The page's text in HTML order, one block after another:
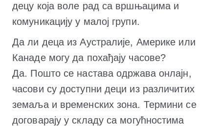
децу која воле рад са вршњацима и
комуникацију у малој групи.
Да ли деца из Аустралије, Америке или
Канаде могу да похађају часове?
Да. Пошто се настава одржава онлајн,
часови су доступни деци из различитих
земаља и временских зона. Термини се
договарају у складу са могућностима